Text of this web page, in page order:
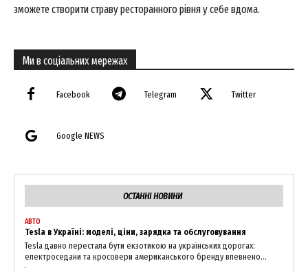
зможете створити страву ресторанного рівня у себе вдома.
Ми в соціальних мережах
Facebook Telegram Twitter
Google NEWS
ОСТАННІ НОВИНИ
АВТО
Tesla в Україні: моделі, ціни, зарядка та обслуговування
Tesla давно перестала бути екзотикою на українських дорогах:
електроседани та кросовери американського бренду впевнено...